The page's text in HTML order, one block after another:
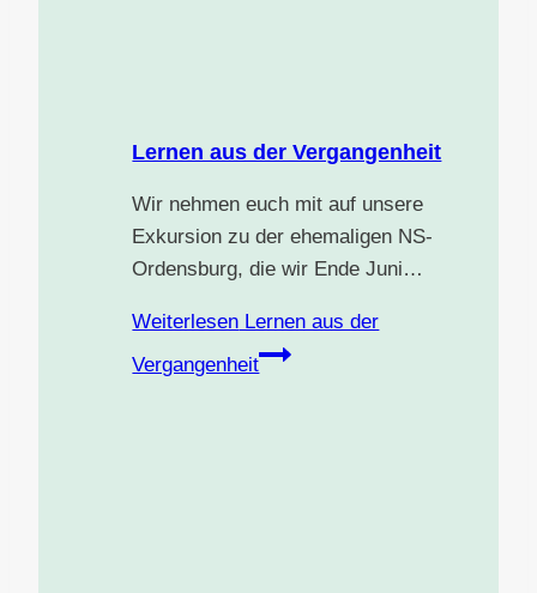
Lernen aus der Vergangenheit
Wir nehmen euch mit auf unsere
Exkursion zu der ehemaligen NS-
Ordensburg, die wir Ende Juni…
Weiterlesen Lernen aus der
Vergangenheit